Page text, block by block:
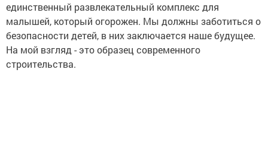
единственный развлекательный комплекс для
малышей, который огорожен. Мы должны заботиться о
безопасности детей, в них заключается наше будущее.
На мой взгляд - это образец современного
строительства.